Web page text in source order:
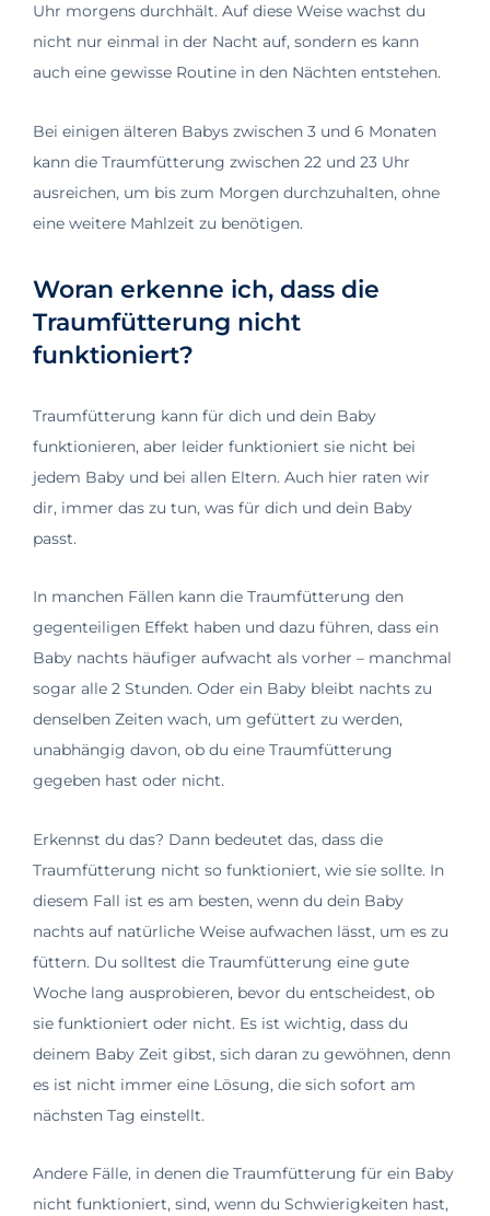
Uhr morgens durchhält. Auf diese Weise wachst du
nicht nur einmal in der Nacht auf, sondern es kann
auch eine gewisse Routine in den Nächten entstehen.
Bei einigen älteren Babys zwischen 3 und 6 Monaten
kann die Traumfütterung zwischen 22 und 23 Uhr
ausreichen, um bis zum Morgen durchzuhalten, ohne
eine weitere Mahlzeit zu benötigen.
Woran erkenne ich, dass die
Traumfütterung nicht
funktioniert?
Traumfütterung kann für dich und dein Baby
funktionieren, aber leider funktioniert sie nicht bei
jedem Baby und bei allen Eltern. Auch hier raten wir
dir, immer das zu tun, was für dich und dein Baby
passt.
In manchen Fällen kann die Traumfütterung den
gegenteiligen Effekt haben und dazu führen, dass ein
Baby nachts häufiger aufwacht als vorher – manchmal
sogar alle 2 Stunden. Oder ein Baby bleibt nachts zu
denselben Zeiten wach, um gefüttert zu werden,
unabhängig davon, ob du eine Traumfütterung
gegeben hast oder nicht.
Erkennst du das? Dann bedeutet das, dass die
Traumfütterung nicht so funktioniert, wie sie sollte. In
diesem Fall ist es am besten, wenn du dein Baby
nachts auf natürliche Weise aufwachen lässt, um es zu
füttern. Du solltest die Traumfütterung eine gute
Woche lang ausprobieren, bevor du entscheidest, ob
sie funktioniert oder nicht. Es ist wichtig, dass du
deinem Baby Zeit gibst, sich daran zu gewöhnen, denn
es ist nicht immer eine Lösung, die sich sofort am
nächsten Tag einstellt.
Andere Fälle, in denen die Traumfütterung für ein Baby
nicht funktioniert, sind, wenn du Schwierigkeiten hast,